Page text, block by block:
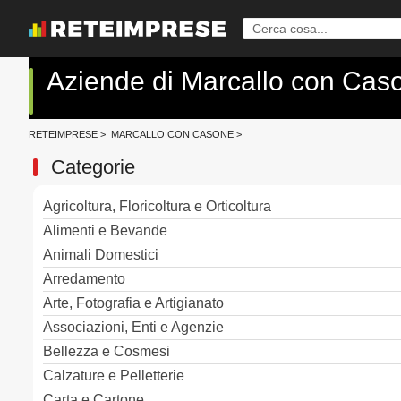
Aziende di Marcallo con
RETEIMPRESE > MARCALLO CON CASONE >
Categorie
Agricoltura, Floricoltura e Orticoltura
Alimenti e Bevande
Animali Domestici
Arredamento
Arte, Fotografia e Artigianato
Associazioni, Enti e Agenzie
Bellezza e Cosmesi
Calzature e Pelletterie